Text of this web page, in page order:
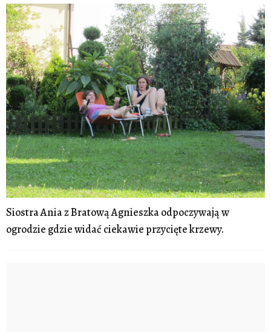
Siostra Ania z Bratową Agnieszka odpoczywają w
ogrodzie gdzie widać ciekawie przycięte krzewy.